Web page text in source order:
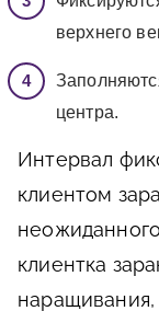
верхнего
центра.
Интервал
клиентом
клиентка
наращивания,